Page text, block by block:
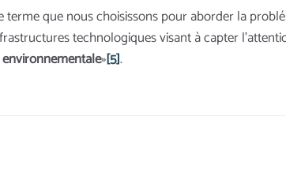
que nous choisissons pour aborder la
technologiques visant à capter
environnementale»[5].